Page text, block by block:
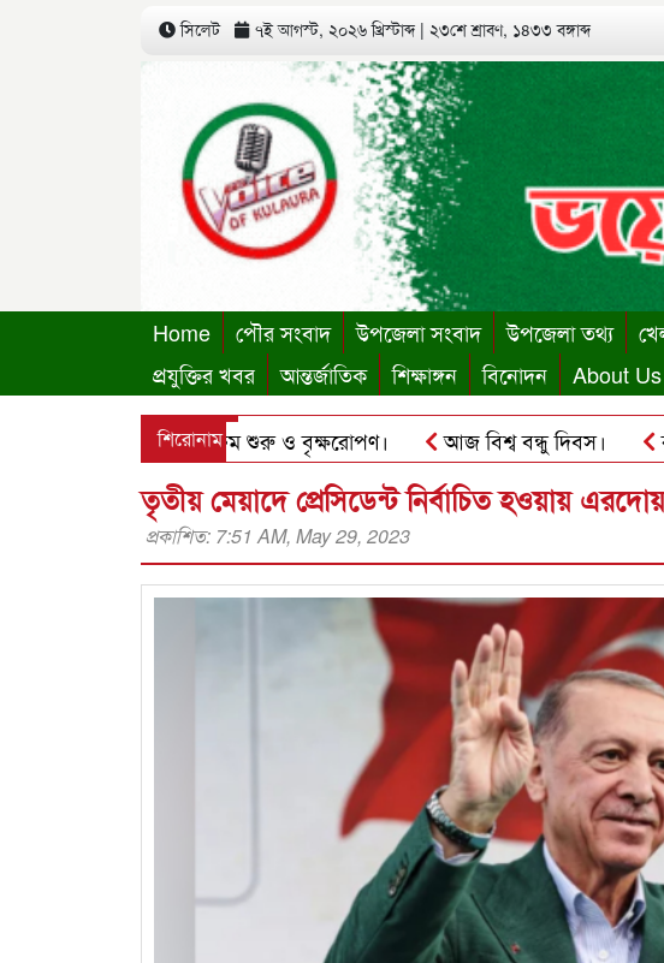
সিলেট ৭ই আগস্ট, ২০২৬ খ্রিস্টাব্দ | ২৩শে শ্রাবণ, ১৪৩৩ বঙ্গাব্দ
Home পৌর সংবাদ উপজেলা সংবাদ উপজেলা তথ্য
প্রযুক্তির খবর
আন্তর্জাতিক শিক্ষাঙ্গন বিনোদন About Us
শিরোনাম
কার্যালয়ের কার্যক্রম শুরু ও বৃক্ষরোপণ। আজ বিশ্ব বন্ধু দিবস।
ছবি হোয়াটসঅ্যাপে ব্যবহার করে প্রতারণার চেষ্টা।
পৃথিমপাশায় ঋণের
তৃতীয় মেয়াদে প্রেসিডেন্ট নির্বাচিত হওয়ায়
প্রকাশিত: 7:51 AM, May 29, 2023